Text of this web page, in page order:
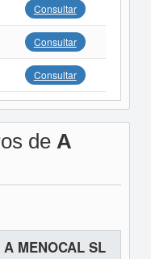
Consultar
Consultar
Consultar
de A
A MENOCAL SL